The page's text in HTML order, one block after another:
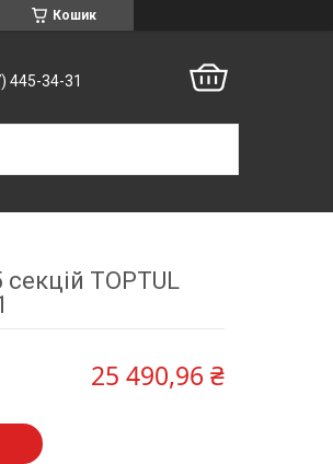
Кошик
445-34-31
секцій TOPTUL
25 490,96 ₴